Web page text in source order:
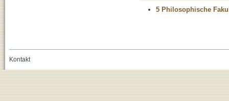
5 Philosophische
Kontakt